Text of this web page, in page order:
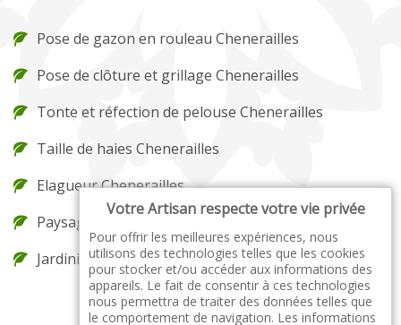
Pose de gazon en rouleau Chenerailles
Pose de clôture et grillage Chenerailles
Tonte et réfection de pelouse Chenerailles
Taille de haies Chenerailles
Elagueur Chenerailles
Paysagiste Chenerailles
Jardinier Chenerailles
Votre Artisan respecte votre vie privée
Pour offrir les meilleures expériences, nous
utilisons des technologies telles que les cookies
pour stocker et/ou accéder aux informations des
appareils. Le fait de consentir à ces technologies
nous permettra de traiter des données telles que
le comportement de navigation. Les informations